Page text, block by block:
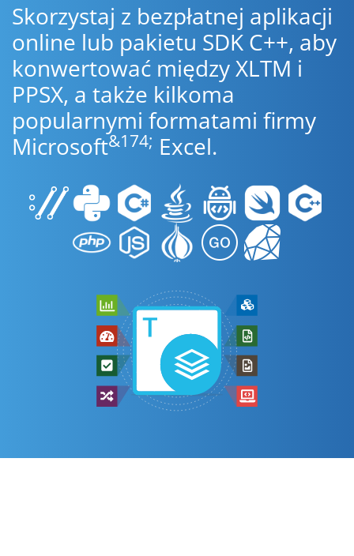
Skorzystaj z bezpłatnej aplikacji
online lub pakietu SDK C++, aby
konwertować między XLTM i
PPSX, a także kilkoma
popularnymi formatami firmy
Microsoft&174; Excel.